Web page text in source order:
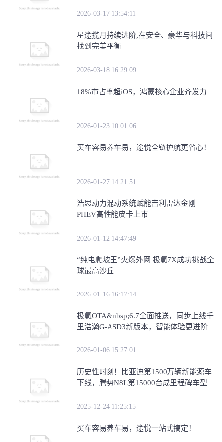
2026-03-17 13:54:11
星途揽月持续进阶,在安全、豪华与科技间
找到完美平衡
2026-03-18 16:29:09
18%市占率超iOS，鸿蒙核心企业齐发力
2026-01-23 10:01:06
买车容易养车易，途悦全链护航更省心！
2026-01-27 14:21:51
浩思动力混动系统赋能吉利雷达金刚
PHEV高性能皮卡上市
2026-01-12 14:47:49
“纯电爬坡王”火爆外网 极氪7X成功挑战全
球最高沙丘
2026-01-16 16:17:14
极氪OTA&nbsp;6.7全面推送，同步上线千
里浩瀚G-ASD3新版本，智能体验更进阶
2026-01-06 15:27:01
历史性时刻！比亚迪第1500万辆新能源车
下线，腾势N8L第15000台成里程碑车型
2025-12-24 11:25:15
买车容易养车易，途悦一站式搞定！